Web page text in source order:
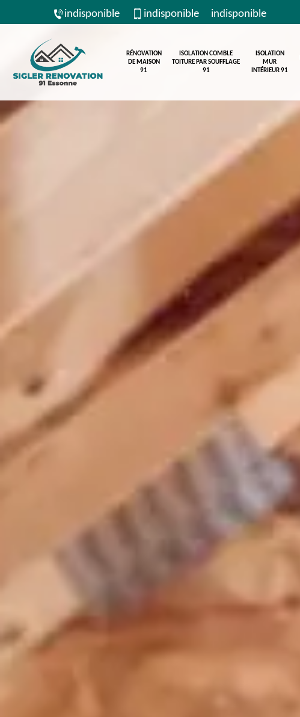
indisponible indisponible indisponible
RÉNOVATION
DE MAISON
91
ISOLATION COMBLE
TOITURE PAR SOUFFLAGE
91
ISOLATION
MUR
INTÉRIEUR 91